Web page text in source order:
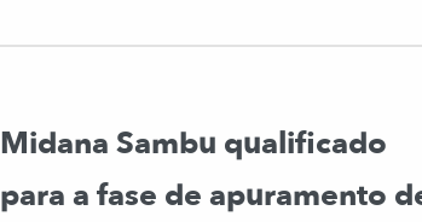
Midana Sambu qualificado
para a fase de apuramento